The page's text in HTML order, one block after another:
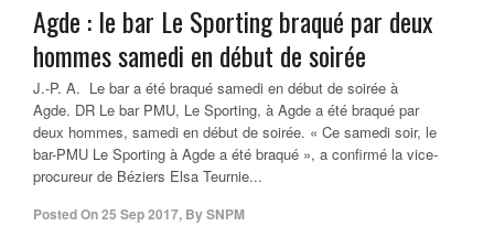
Agde : le bar Le Sporting braqué par deux
hommes samedi en début de soirée
J.-P. A. Le bar a été braqué samedi en début de soirée à
Agde. DR Le bar PMU, Le Sporting, à Agde a été braqué par
deux hommes, samedi en début de soirée. « Ce samedi soir, le
bar-PMU Le Sporting à Agde a été braqué », a confirmé la vice-
procureur de Béziers Elsa Teurnie...
Posted On25 Sep 2017, BySNPM